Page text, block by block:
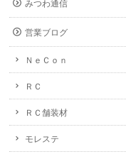
みつわ通信
営業ブログ
ＮｅＣｏｎ
ＲＣ
ＲＣ舗装材
モレステ